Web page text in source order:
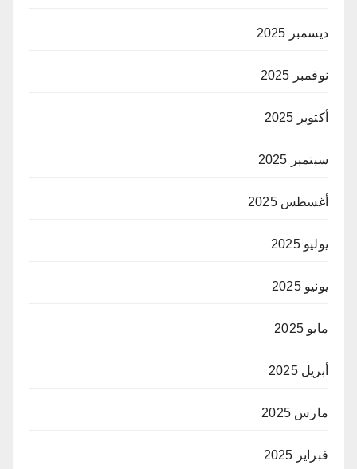
ديسمبر 2025
نوفمبر 2025
أكتوبر 2025
سبتمبر 2025
أغسطس 2025
يوليو 2025
يونيو 2025
مايو 2025
أبريل 2025
مارس 2025
فبراير 2025